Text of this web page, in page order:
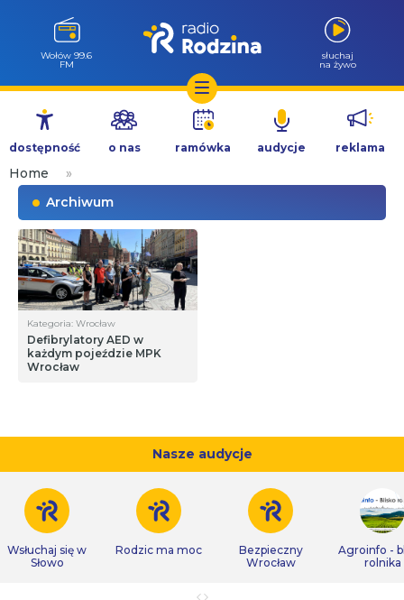
Przejdź
treści
Wołów 99.6
FM
słuchaj
na żywo
dostępność o nas ramówka audycje reklama
Home
»
Archiwum
Kategoria: Wrocław
Defibrylatory AED w
każdym pojeździe MPK
Wrocław
Nasze audycje
Wsłuchaj się w
Słowo
Rodzic ma moc
Bezpieczny
Wrocław
Agroinfo -
rolnika